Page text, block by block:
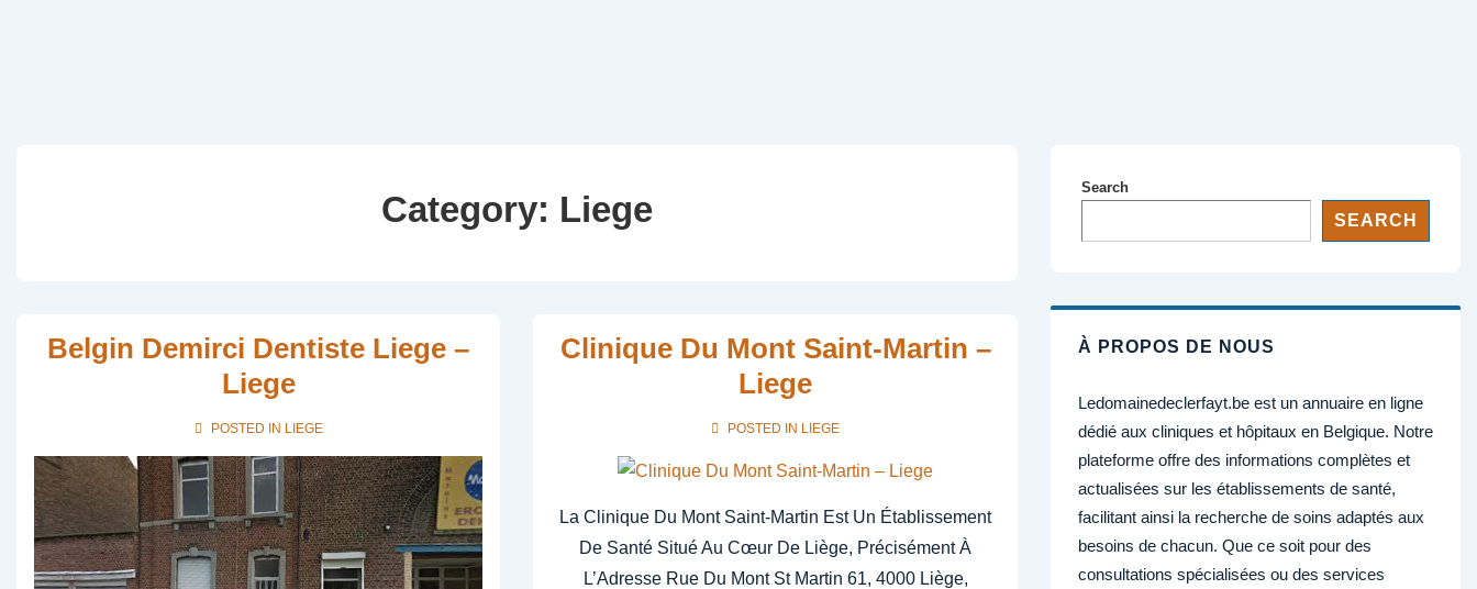
Category: Liege
Belgin Demirci Dentiste Liege –
Liege
POSTED IN LIEGE
Clinique Du Mont Saint-Martin –
Liege
POSTED IN LIEGE
La Clinique Du Mont Saint-Martin Est Un Établissement
De Santé Situé Au Cœur De Liège, Précisément À
L’Adresse Rue Du Mont St Martin 61, 4000 Liège,
Search
SEARCH
À PROPOS DE NOUS
Ledomainedeclerfayt.be est un annuaire en ligne
dédié aux cliniques et hôpitaux en Belgique. Notre
plateforme offre des informations complètes et
actualisées sur les établissements de santé,
facilitant ainsi la recherche de soins adaptés aux
besoins de chacun. Que ce soit pour des
consultations spécialisées ou des services